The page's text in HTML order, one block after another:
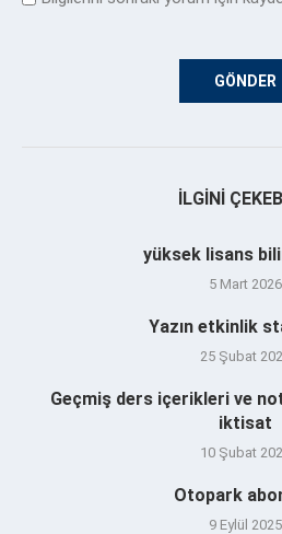
İLGINI
yüksek lisans
5 Mart 2026
Yazın etkinlik
25 Şubat
Geçmiş ders içerikleri ve
iktisat
10 Şubat
Otopark
9 Eylül 2025